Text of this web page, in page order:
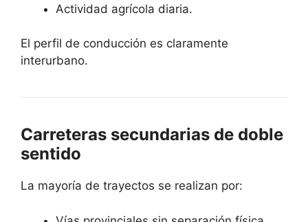
Actividad agrícola diaria.
El perfil de conducción es claramente
interurbano.
Carreteras secundarias de doble
sentido
La mayoría de trayectos se realizan por: